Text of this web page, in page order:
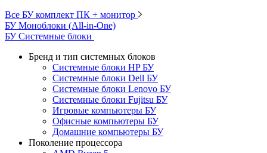
Все БУ комплект ПК + монитор
БУ Моноблоки (All-in-One)
БУ Системные блоки
Бренд и тип системных блоков
Системные блоки HP БУ
Системные блоки Dell БУ
Системные блоки Lenovo БУ
Системные блоки Fujitsu БУ
Игровые компьютеры БУ
Офисные компьютеры БУ
Домашние компьютеры БУ
Поколение процессора